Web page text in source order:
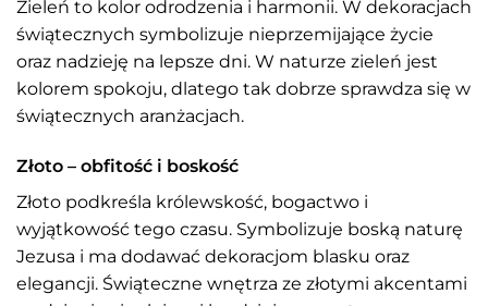
Zieleń to kolor odrodzenia i harmonii. W dekoracjach
świątecznych symbolizuje nieprzemijające życie
oraz nadzieję na lepsze dni. W naturze zieleń jest
kolorem spokoju, dlatego tak dobrze sprawdza się w
świątecznych aranżacjach.
Złoto – obfitość i boskość
Złoto podkreśla królewskość, bogactwo i
wyjątkowość tego czasu. Symbolizuje boską naturę
Jezusa i ma dodawać dekoracjom blasku oraz
elegancji. Świąteczne wnętrza ze złotymi akcentami